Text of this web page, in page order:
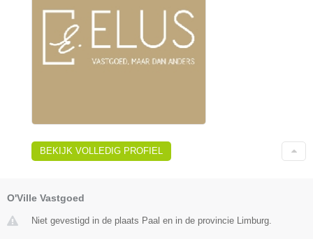
BEKIJK VOLLEDIG PROFIEL
O'Ville Vastgoed
Niet gevestigd in de plaats Paal en in de provincie Limburg.